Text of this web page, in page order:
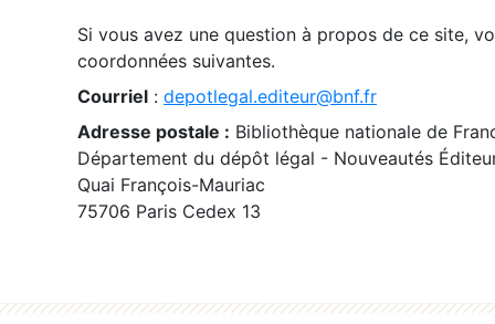
Si vous avez une question à propos de ce site,
coordonnées suivantes.
Courriel : depotlegal.editeur@bnf.fr
Adresse postale : Bibliothèque nationale de
Département du dépôt légal - Nouveautés
Quai François-Mauriac
75706 Paris Cedex 13